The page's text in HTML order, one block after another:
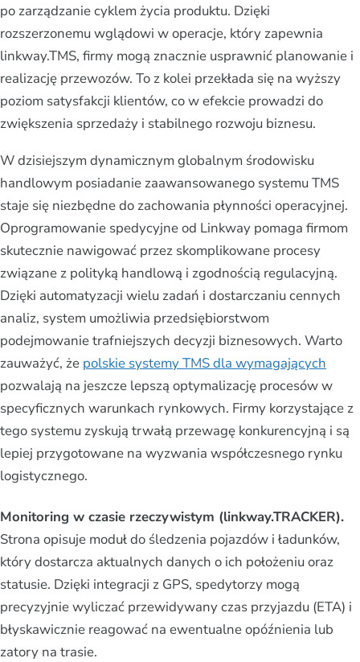
po zarządzanie cyklem życia produktu. Dzięki
rozszerzonemu wglądowi w operacje, który zapewnia
linkway.TMS, firmy mogą znacznie usprawnić planowanie i
realizację przewozów. To z kolei przekłada się na wyższy
poziom satysfakcji klientów, co w efekcie prowadzi do
zwiększenia sprzedaży i stabilnego rozwoju biznesu.
W dzisiejszym dynamicznym globalnym środowisku
handlowym posiadanie zaawansowanego systemu TMS
staje się niezbędne do zachowania płynności operacyjnej.
Oprogramowanie spedycyjne od Linkway pomaga firmom
skutecznie nawigować przez skomplikowane procesy
związane z polityką handlową i zgodnością regulacyjną.
Dzięki automatyzacji wielu zadań i dostarczaniu cennych
analiz, system umożliwia przedsiębiorstwom
podejmowanie trafniejszych decyzji biznesowych. Warto
zauważyć, że polskie systemy TMS dla wymagających
pozwalają na jeszcze lepszą optymalizację procesów w
specyficznych warunkach rynkowych. Firmy korzystające z
tego systemu zyskują trwałą przewagę konkurencyjną i są
lepiej przygotowane na wyzwania współczesnego rynku
logistycznego.
Monitoring w czasie rzeczywistym (linkway.TRACKER).
Strona opisuje moduł do śledzenia pojazdów i ładunków,
który dostarcza aktualnych danych o ich położeniu oraz
statusie. Dzięki integracji z GPS, spedytorzy mogą
precyzyjnie wyliczać przewidywany czas przyjazdu (ETA) i
błyskawicznie reagować na ewentualne opóźnienia lub
zatory na trasie.